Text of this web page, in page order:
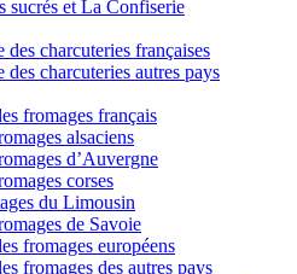
sucrés et La Confiserie
charcuteries françaises
charcuteries autres pays
fromages français
alsaciens
d’Auvergne
corses
du Limousin
de Savoie
fromages européens
fromages des autres pays